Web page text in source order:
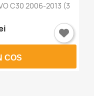
C30 2006-2013 (3
COS